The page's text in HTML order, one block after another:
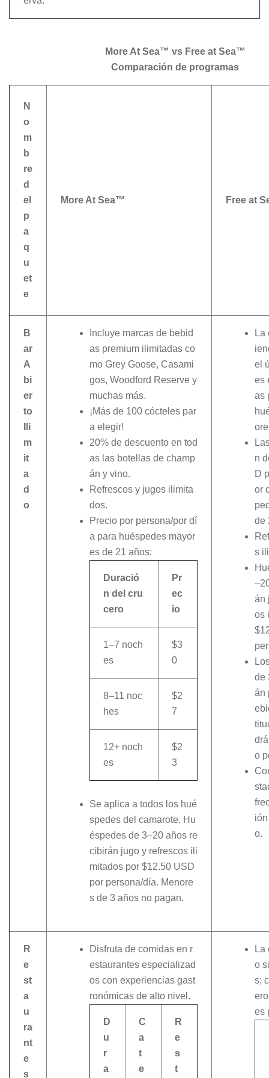
More At Sea™ vs Free at Sea™
Comparación de programas
N
o
m
b
re
d
el
p
a
q
u
et
e
More At Sea™ Free at
B
ar
A
bi
er
to
Ili
m
it
a
d
o
Incluye marcas de bebid
as premium ilimitadas co
mo Grey Goose, Casami
gos, Woodford Reserve y
muchas más.
¡Más de 100 cócteles par
a elegir!
20% de descuento en tod
as las botellas de champ
án y vino.
Refrescos y jugos ilimita
dos.
Precio por persona/por dí
a para huéspedes mayor
es de 21 años:
Duració
n del cru
cero
Pr
ec
io
1–7 noch
es
$3
0
8–11 noc
hes
$2
7
12+ noch
es
$2
3
Se aplica a todos los hué
spedes del camarote. Hu
éspedes de 3–20 años re
cibirán jugo y refrescos ili
mitados por $12.50 USD
por persona/día. Menore
s de 3 años no pagan.
La
el
es
as
n
D
or
de
s
án
os
de
án
o
o.
R
e
st
a
u
ra
nt
e
s
Disfruta de comidas en r
estaurantes especializad
os con experiencias gast
ronómicas de alto nivel.
D
u
r
a
C
a
t
e
R
e
s
t
La
o
s;
es